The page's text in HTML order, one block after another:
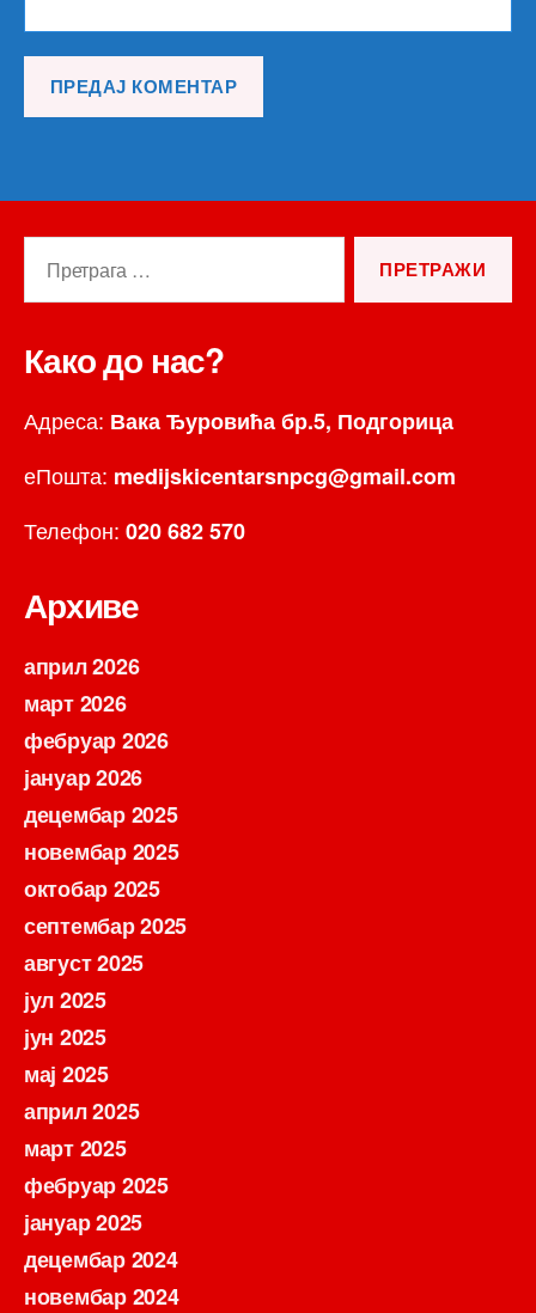
Како до нас?
Адреса: Вака Ђуровића бр.5, Подгорица
еПошта: medijskicentarsnpcg@gmail.com
Телефон: 020 682 570
Архиве
април 2026
март 2026
фебруар 2026
јануар 2026
децембар 2025
новембар 2025
октобар 2025
септембар 2025
август 2025
јул 2025
јун 2025
мај 2025
април 2025
март 2025
фебруар 2025
јануар 2025
децембар 2024
новембар 2024